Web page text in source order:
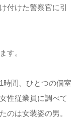
付けた警察官に引
す。
時間、ひとつの個室
性従業員に調べて
は女装姿の男。